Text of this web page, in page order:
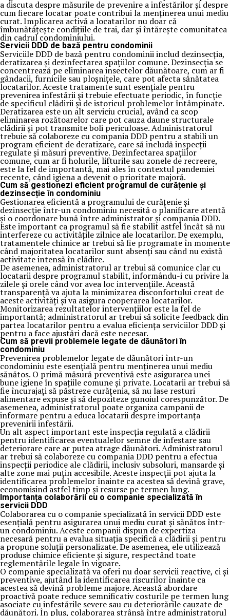
a discuta despre măsurile de prevenire a infestărilor și despre
cum fiecare locatar poate contribui la menținerea unui mediu
curat. Implicarea activă a locatarilor nu doar că
îmbunătățește condițiile de trai, dar și întărește comunitatea
din cadrul condominiului.
Servicii DDD de bază pentru condominii
Serviciile DDD de bază pentru condominii includ dezinsecția,
deratizarea și dezinfectarea spațiilor comune. Dezinsecția se
concentrează pe eliminarea insectelor dăunătoare, cum ar fi
gândacii, furnicile sau ploșnițele, care pot afecta sănătatea
locatarilor. Aceste tratamente sunt esențiale pentru
prevenirea infestării și trebuie efectuate periodic, în funcție
de specificul clădirii și de istoricul problemelor întâmpinate.
Deratizarea este un alt serviciu crucial, având ca scop
eliminarea rozătoarelor care pot cauza daune structurale
clădirii și pot transmite boli periculoase. Administratorul
trebuie să colaboreze cu compania DDD pentru a stabili un
program eficient de deratizare, care să includă inspecții
regulate și măsuri preventive. Dezinfectarea spațiilor
comune, cum ar fi holurile, lifturile sau zonele de recreere,
este la fel de importantă, mai ales în contextul pandemiei
recente, când igiena a devenit o prioritate majoră.
Cum să gestionezi eficient programul de curățenie și
dezinsecție în condominiu
Gestionarea eficientă a programului de curățenie și
dezinsecție într-un condominiu necesită o planificare atentă
și o coordonare bună între administrator și compania DDD.
Este important ca programul să fie stabilit astfel încât să nu
interfereze cu activitățile zilnice ale locatarilor. De exemplu,
tratamentele chimice ar trebui să fie programate în momente
când majoritatea locatarilor sunt absenți sau când nu există
activitate intensă în clădire.
De asemenea, administratorul ar trebui să comunice clar cu
locatarii despre programul stabilit, informându-i cu privire la
zilele și orele când vor avea loc intervențiile. Această
transparență va ajuta la minimizarea disconfortului creat de
aceste activități și va asigura cooperarea locatarilor.
Monitorizarea rezultatelor intervențiilor este la fel de
importantă; administratorul ar trebui să solicite feedback din
partea locatarilor pentru a evalua eficiența serviciilor DDD și
pentru a face ajustări dacă este necesar.
Cum să previi problemele legate de dăunători în
condominiu
Prevenirea problemelor legate de dăunători într-un
condominiu este esențială pentru menținerea unui mediu
sănătos. O primă măsură preventivă este asigurarea unei
bune igiene în spațiile comune și private. Locatarii ar trebui să
fie încurajați să păstreze curățenia, să nu lase resturi
alimentare expuse și să depoziteze gunoiul corespunzător. De
asemenea, administratorul poate organiza campanii de
informare pentru a educa locatarii despre importanța
prevenirii infestării.
Un alt aspect important este inspecția regulată a clădirii
pentru identificarea eventualelor semne de infestare sau
deteriorare care ar putea atrage dăunători. Administratorul
ar trebui să colaboreze cu compania DDD pentru a efectua
inspecții periodice ale clădirii, inclusiv subsoluri, mansarde și
alte zone mai puțin accesibile. Aceste inspecții pot ajuta la
identificarea problemelor înainte ca acestea să devină grave,
economisind astfel timp și resurse pe termen lung.
Importanța colaborării cu o companie specializată în
servicii DDD
Colaborarea cu o companie specializată în servicii DDD este
esențială pentru asigurarea unui mediu curat și sănătos într-
un condominiu. Aceste companii dispun de expertiza
necesară pentru a evalua situația specifică a clădirii și pentru
a propune soluții personalizate. De asemenea, ele utilizează
produse chimice eficiente și sigure, respectând toate
reglementările legale în vigoare.
O companie specializată va oferi nu doar servicii reactive, ci și
preventive, ajutând la identificarea riscurilor înainte ca
acestea să devină probleme majore. Această abordare
proactivă poate reduce semnificativ costurile pe termen lung
asociate cu infestările severe sau cu deteriorările cauzate de
dăunători. În plus, colaborarea strânsă între administratorul